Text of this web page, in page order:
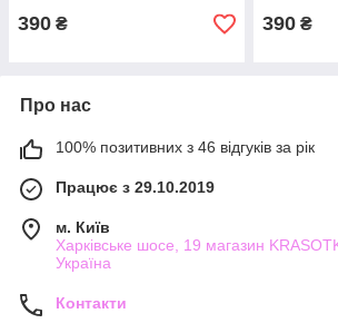
390 ₴ 390 ₴
Про нас
100% позитивних з 46 відгуків за рік
Працює з 29.10.2019
м. Київ
Харківське шосе, 19 магазин
Україна
Контакти